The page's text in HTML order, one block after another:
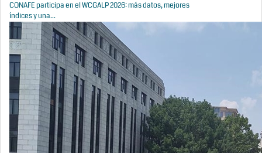
CONAFE participa en el WCGALP 2026: más datos, mejores
índices y una...